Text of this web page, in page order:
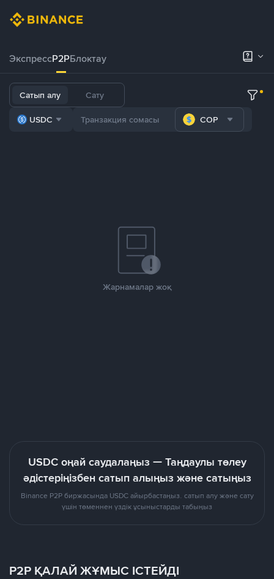
ЭкспрессP2PБлоктау
Сатып алу Сату
USDC COP
Жарнамалар жоқ
USDC оңай саудалаңыз — Таңдаулы төлеу
әдістеріңізбен сатып алыңыз және сатыңыз
Binance P2P биржасында USDC айырбастаңыз. сатып алу және сату
үшін төменнен үздік ұсыныстарды табыңыз
P2P ҚАЛАЙ ЖҰМЫС ІСТЕЙДІ